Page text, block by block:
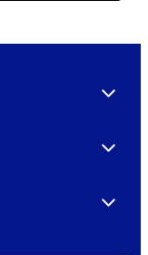
Expand
Expand
Expand